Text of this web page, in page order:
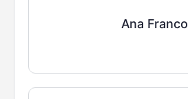
Ana Franco